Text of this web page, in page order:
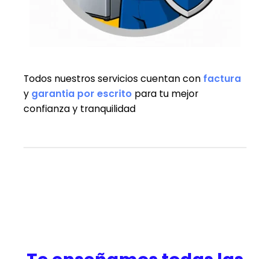
Todos nuestros servicios cuentan con factura
y garantia por escrito para tu mejor
confianza y tranquilidad